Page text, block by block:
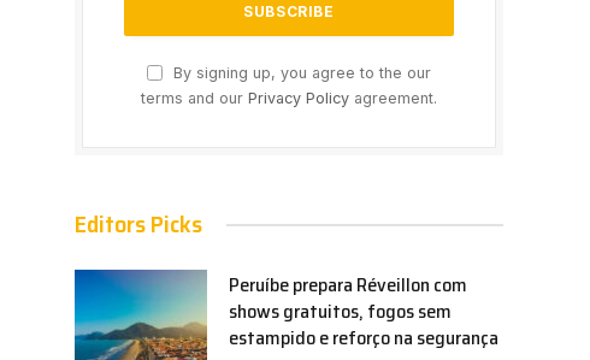
By signing up, you agree to the our
terms and our Privacy Policy agreement.
Editors Picks
Peruíbe prepara Réveillon com
shows gratuitos, fogos sem
estampido e reforço na segurança